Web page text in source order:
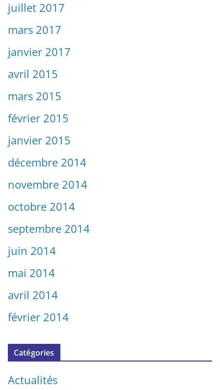
juillet 2017
mars 2017
janvier 2017
avril 2015
mars 2015
février 2015
janvier 2015
décembre 2014
novembre 2014
octobre 2014
septembre 2014
juin 2014
mai 2014
avril 2014
février 2014
Catégories
Actualités